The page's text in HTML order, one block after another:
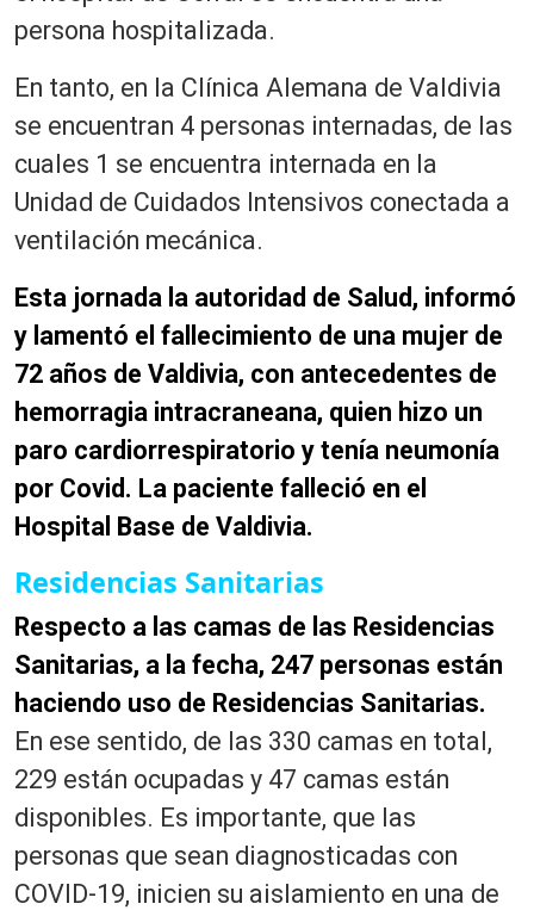
persona hospitalizada.
En tanto, en la Clínica Alemana de Valdivia
se encuentran 4 personas internadas, de las
cuales 1 se encuentra internada en la
Unidad de Cuidados Intensivos conectada a
ventilación mecánica.
Esta jornada la autoridad de Salud, informó
y lamentó el fallecimiento de una mujer de
72 años de Valdivia, con antecedentes de
hemorragia intracraneana, quien hizo un
paro cardiorrespiratorio y tenía neumonía
por Covid. La paciente falleció en el
Hospital Base de Valdivia.
Residencias Sanitarias
Respecto a las camas de las Residencias
Sanitarias, a la fecha, 247 personas están
haciendo uso de Residencias Sanitarias.
En ese sentido, de las 330 camas en total,
229 están ocupadas y 47 camas están
disponibles. Es importante, que las
personas que sean diagnosticadas con
COVID-19, inicien su aislamiento en una de